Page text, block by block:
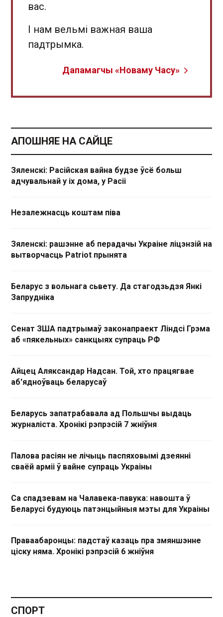
вас.
І нам вельмі важная ваша
падтрымка.
Дапамагчы «Новаму Часу»
АПОШНЯЕ НА САЙЦЕ
Зяленскі: Расійская вайна будзе ўсё больш
адчувальнай у іх дома, у Расіі
Незалежнасць коштам піва
Зяленскі: рашэнне аб перадачы Украіне ліцэнзій на
вытворчасць Patriot прынята
Беларус з вольнага сьвету. Да стагодзьдзя Янкі
Запрудніка
Сенат ЗША падтрымаў законапраект Ліндсі Грэма
аб «пякельных» санкцыях супраць РФ
Айцец Аляксандар Надсан. Той, хто працягвае
аб'ядноўваць беларусаў
Беларусь запатрабавала ад Польшчы выдаць
журналіста. Хронікі рэпрэсій 7 жніўня
Палова расіян не лічыць паспяховымі дзеянні
сваёй арміі ў вайне супраць Украіны
Са спадзевам на Чалавека-павука: навошта ў
Беларусі будуюць патэнцыйныя мэты для Украіны
Праваабаронцы: падстаў казаць пра змяншэнне
ціску няма. Хронікі рэпрэсій 6 жніўня
СПОРТ